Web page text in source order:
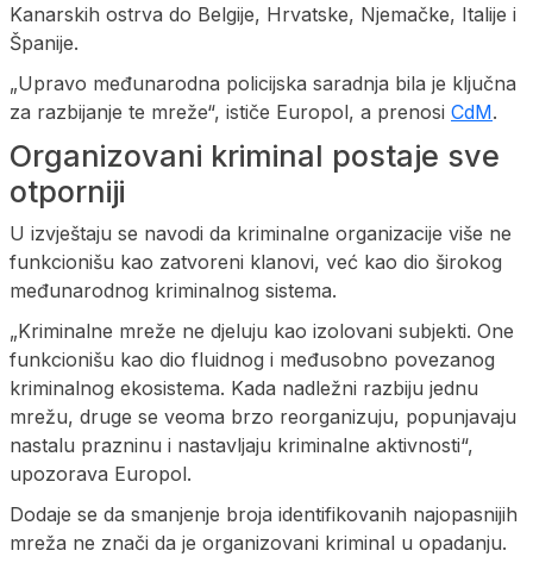
Kanarskih ostrva do Belgije, Hrvatske, Njemačke, Italije i
Španije.
„Upravo međunarodna policijska saradnja bila je ključna
za razbijanje te mreže“, ističe Europol, a prenosi CdM.
Organizovani kriminal postaje sve
otporniji
U izvještaju se navodi da kriminalne organizacije više ne
funkcionišu kao zatvoreni klanovi, već kao dio širokog
međunarodnog kriminalnog sistema.
„Kriminalne mreže ne djeluju kao izolovani subjekti. One
funkcionišu kao dio fluidnog i međusobno povezanog
kriminalnog ekosistema. Kada nadležni razbiju jednu
mrežu, druge se veoma brzo reorganizuju, popunjavaju
nastalu prazninu i nastavljaju kriminalne aktivnosti“,
upozorava Europol.
Dodaje se da smanjenje broja identifikovanih najopasnijih
mreža ne znači da je organizovani kriminal u opadanju.